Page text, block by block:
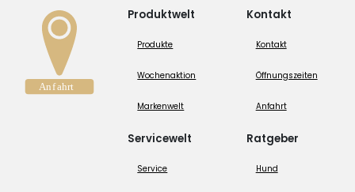
Produktwelt
Produkte
Wochenaktion
Markenwelt
Servicewelt
Service
Kontakt
Kontakt
Öffnungszeiten
Anfahrt
Ratgeber
Hund